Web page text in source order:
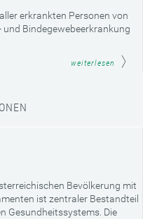
erkrankten Personen von
und Bindegewebeerkrankung
weiterlesen
Bevölkerung mit
ist zentraler Bestandteil
Gesundheitssystems. Die